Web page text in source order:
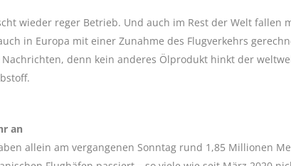
wieder reger Betrieb. Und auch im Rest der Welt fallen
in Europa mit einer Zunahme des Flugverkehrs
denn kein anderes Ölprodukt hinkt der
an
allein am vergangenen Sonntag rund 1,85 Millionen